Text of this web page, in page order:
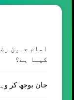
امام حسین
کیسا ہے؟
جان بوجھ کر